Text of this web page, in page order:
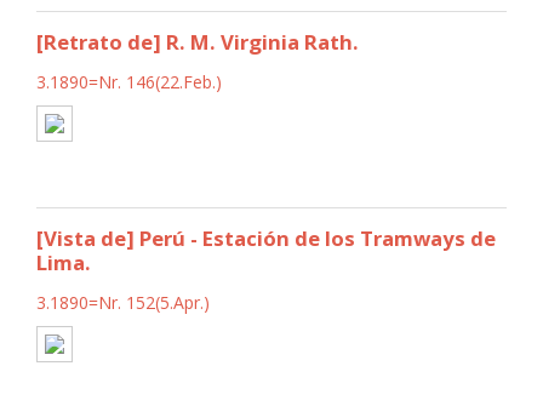
[Retrato de] R. M. Virginia Rath.
3.1890=Nr. 146(22.Feb.)
[Vista de] Perú - Estación de los Tramways de
Lima.
3.1890=Nr. 152(5.Apr.)